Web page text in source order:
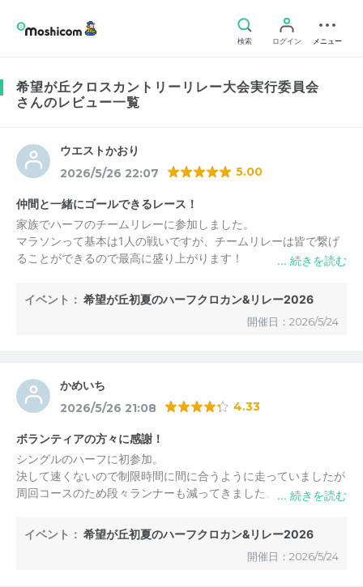
検索 ログイン メニュー
希望が丘クロスカントリーリレー大会実行委員会
さんのレビュー一覧
ウエストかおり
2026/5/26 22:07 5.00
仲間と一緒にゴールできるレース！
家族でハーフのチームリレーに参加しました。
マラソンって基本は1人の戦いですが、チームリレーは皆で繋げ
ることができるので最高に盛り上がります！
うございます！
子ども達もすごく有意義な時間を過ごせたようで、来年も出たい
イベント： 希望が丘初夏のハーフクロカン&リレー2026
開催日：2026/5/24
かめいち
2026/5/26 21:08 4.33
ボランティアの方々に感謝！
シングルのハーフに初参加。
決して速くないので制限時間に間に合うように走っていましたが
周回コースのため段々ランナーも減ってきました。
明るく沢山声を掛けていただき、ものすごく励みになりました。
無ければ間違いなく歩いていたことでしょう。
イベント： 希望が丘初夏のハーフクロカン&リレー2026
開催日：2026/5/24